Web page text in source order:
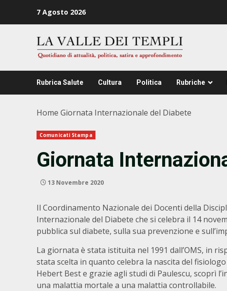
7 Agosto 2026
Rubrica Salute Cultura Politica Rubriche
Home Giornata Internazionale del Diabete
Comunicati Stampa
Giornata
13 Novembre 2020
Il Coordinamento Nazionale dei Docenti della
Internazionale del Diabete che si celebra il 14
pubblica sul diabete, sulla sua prevenzione e
La giornata è stata istituita nel 1991 dall’OMS, in
stata scelta in quanto celebra la nascita del
Hebert Best e grazie agli studi di Paulescu, scoprì
una malattia mortale a una malattia controllabile.